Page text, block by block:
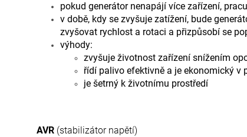
pokud generátor nenapájí více zařízení,
v době, kdy se zvyšuje zatížení, bude
zvyšovat rychlost a rotaci a přizpůsobí se
výhody:
zvyšuje životnost zařízení snížením
řídí palivo efektivně a je ekonomický v
je šetrný k životnímu prostředí
AVR (stabilizátor napětí)